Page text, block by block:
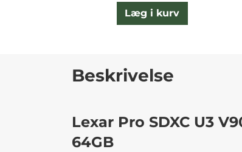
Læg i kurv
Beskrivelse
Lexar Pro SDXC U3
64GB